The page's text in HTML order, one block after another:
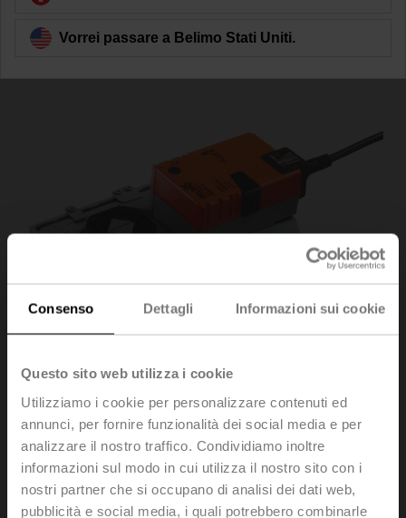
Consenso Dettagli Informazioni sui cookie
Questo sito web utilizza i cookie
Utilizziamo i cookie per personalizzare contenuti ed
annunci, per fornire funzionalità dei social media e per
analizzare il nostro traffico. Condividiamo inoltre
informazioni sul modo in cui utilizza il nostro sito con i
nostri partner che si occupano di analisi dei dati web,
pubblicità e social media, i quali potrebbero combinarle
Torna alla categoria di prodotti
GR24A-SR-7
Vorrei passare a Belimo Stati Uniti.